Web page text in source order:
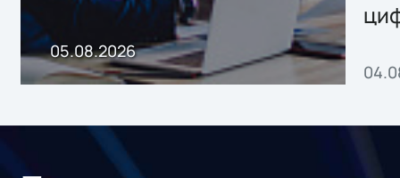
05.08.2026